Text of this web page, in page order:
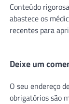
Conteúdo
abastece os
recentes para
Deixe um
O seu endereço
obrigatórios são